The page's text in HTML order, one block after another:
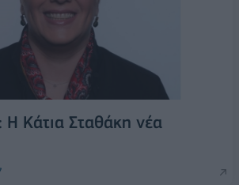
Η Κάτια Σταθάκη νέα